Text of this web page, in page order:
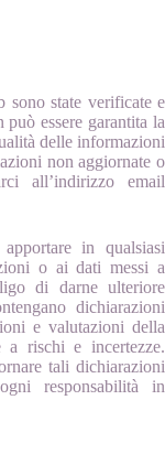
sono state verificate e
essere garantita la
delle informazioni
non aggiornate o
all’indirizzo email
in qualsiasi
o ai dati messi a
di darne ulteriore
dichiarazioni
e valutazioni della
a rischi e incertezze.
tali dichiarazioni
responsabilità in